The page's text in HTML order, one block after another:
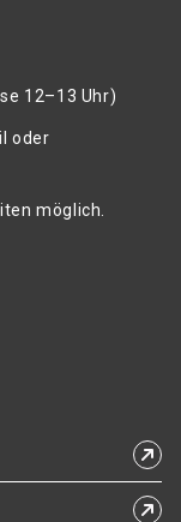
12–13 Uhr)
oder
möglich.